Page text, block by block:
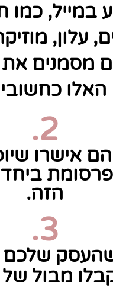
במייל, כמו
עלון,
מסמנים את
האלו
2.
הם אישרו
הזה.
3.
שלכם
מבול של